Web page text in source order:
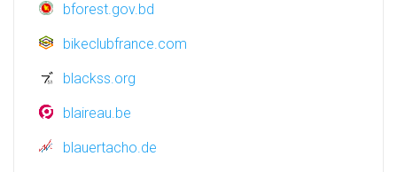
bforest.gov.bd
bikeclubfrance.com
blackss.org
blaireau.be
blauertacho.de